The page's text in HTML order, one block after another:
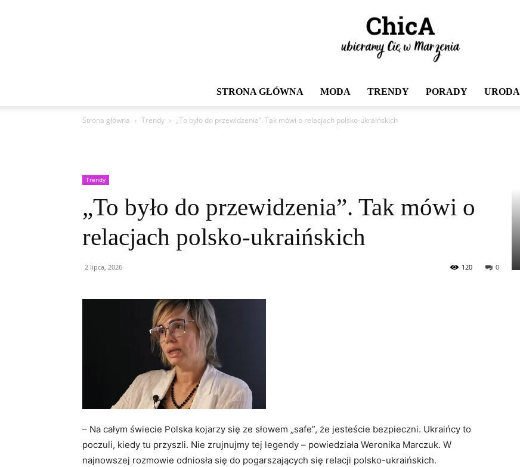
STRONA GŁÓWNA MODA TRENDY PORADY URODA
Strona główna Trendy „To było do przewidzenia”. Tak mówi o relacjach polsko-ukraińskich
Trendy
„To było do przewidzenia”. Tak mówi o
relacjach polsko-ukraińskich
2 lipca, 2026 0
120
– Na całym świecie Polska kojarzy się ze słowem „safe”, że jesteście bezpieczni. Ukraińcy to
poczuli, kiedy tu przyszli. Nie zrujnujmy tej legendy – powiedziała Weronika Marczuk. W
najnowszej rozmowie odniosła się do pogarszających się relacji polsko-ukraińskich.